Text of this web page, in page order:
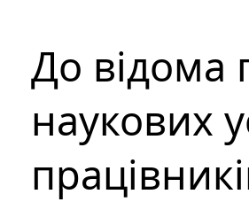
До відома
наукових